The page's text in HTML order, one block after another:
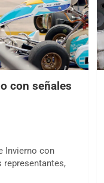
con señales
Invierno con